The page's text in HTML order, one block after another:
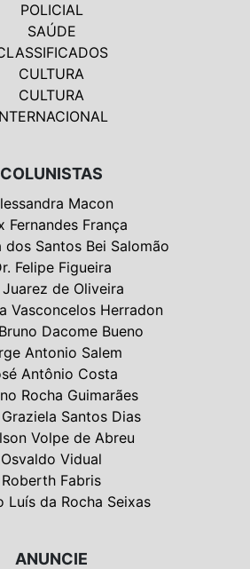
POLICIAL
SAÚDE
CULTURA
CULTURA
COLUNISTAS
Macon
Fernandes França
dos Santos Bei Salomão
Felipe Figueira
Juarez de Oliveira
Vasconcelos Herradon
Dacome Bueno
Antonio Salem
Antônio Costa
Rocha Guimarães
Santos Dias
Volpe de Abreu
Osvaldo Vidual
Roberth Fabris
Luís da Rocha Seixas
ANUNCIE